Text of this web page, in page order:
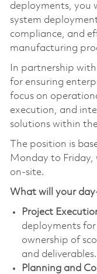
deployments, you
system
compliance, and
manufacturing
In partnership
for ensuring
focus on
execution, and
solutions within
The position is
Monday to Friday,
on-site.
What will your
Project
deployments for
ownership of
and deliverables.
Planning and